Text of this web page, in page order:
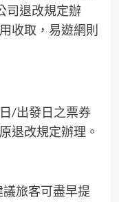
司退改規定辦
收取，易遊網則
/出發日之票券
退改規定辦理。
旅客可盡早提